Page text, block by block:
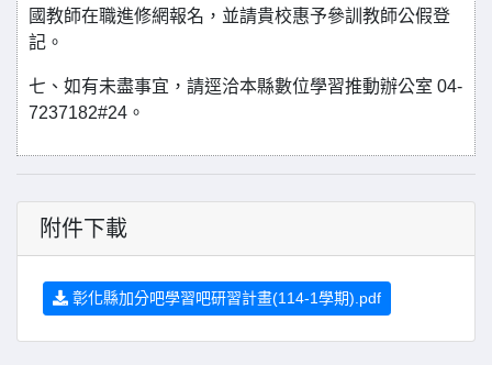
國教師在職進修網報名，並請貴校惠予參訓教師公假登
記。
七、如有未盡事宜，請逕洽本縣數位學習推動辦公室 04-
7237182#24。
附件下載
彰化縣加分吧學習吧研習計畫(114-1學期).pdf